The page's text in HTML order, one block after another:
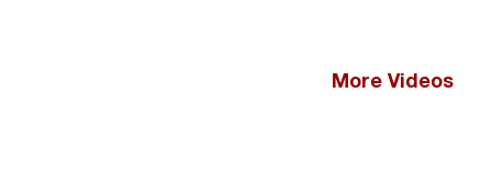
More Videos